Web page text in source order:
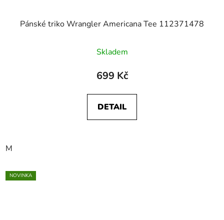
Pánské triko Wrangler Americana Tee 112371478
Skladem
699 Kč
DETAIL
M
NOVINKA